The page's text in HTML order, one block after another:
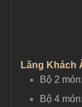
Lãng Khách
Bộ 2
Bộ 4 món: